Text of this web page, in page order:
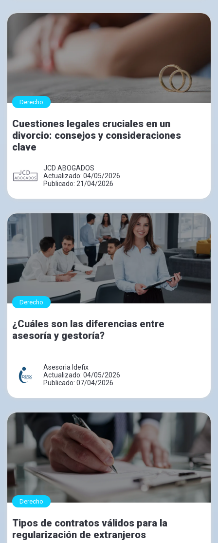
Derecho
Cuestiones legales cruciales en un
divorcio: consejos y consideraciones
clave
JCD ABOGADOS
Actualizado: 04/05/2026
Publicado: 21/04/2026
Derecho
¿Cuáles son las diferencias entre
asesoría y gestoría?
Asesoria Idefix
Actualizado: 04/05/2026
Publicado: 07/04/2026
Derecho
Tipos de contratos válidos para la
regularización de extranjeros